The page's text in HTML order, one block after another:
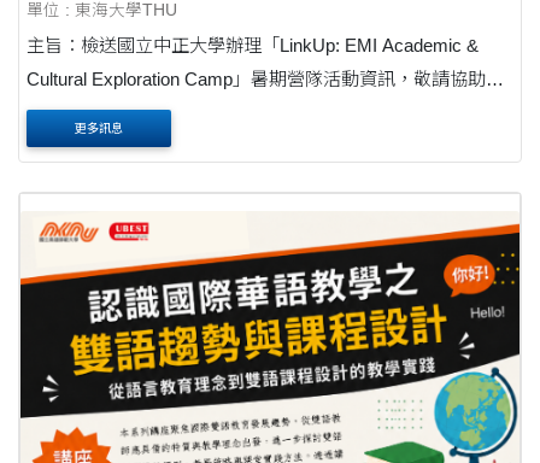
單位 : 東海大學THU
主旨：檢送國立中正大學辦理「LinkUp: EMI Academic &
Cultural Exploration Camp」暑期營隊活動資訊，敬請協助公
告周知並鼓勵貴校學生踴躍報名參加，請查照。公文 說明：
一、為提升大專校院學生英語溝通能力、跨文化理解....
更多訊息